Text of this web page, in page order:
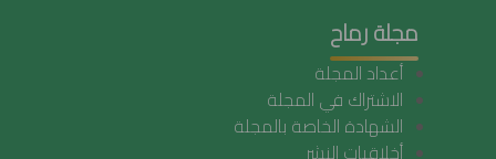
مجلة رماح
أعداد المجلة
الاشتراك في المجلة
الشهادة الخاصة بالمجلة
أخلاقيات النشر